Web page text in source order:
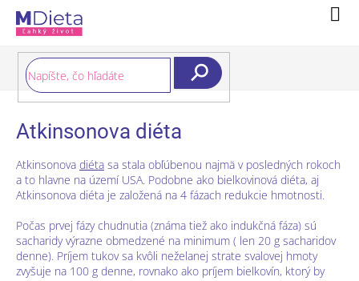
obsah
Atkinsonova diéta
Atkinsonova diéta sa stala obľúbenou najmä v posledných rokoch
a to hlavne na území USA. Podobne ako bielkovinová diéta, aj
Atkinsonova diéta je založená na 4 fázach redukcie hmotnosti.
Počas prvej fázy chudnutia (známa tiež ako indukčná fáza) sú
sacharidy výrazne obmedzené na minimum ( len 20 g sacharidov
denne). Príjem tukov sa kvôli neželanej strate svalovej hmoty
zvyšuje na 100 g denne, rovnako ako príjem bielkovín, ktorý by